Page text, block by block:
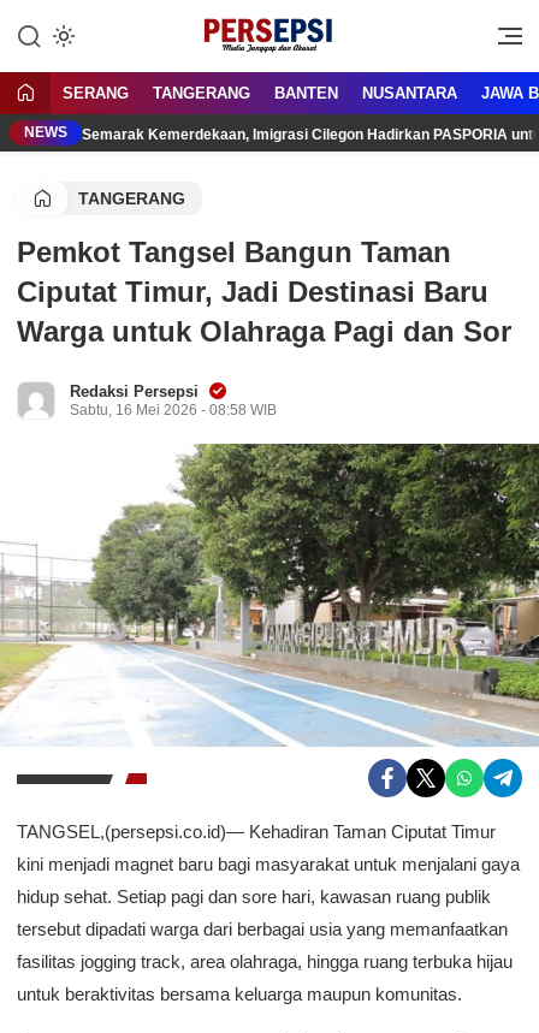
konten
Persepsi.co.id
Media Tanggap Dan Akurat
SERANG TANGERANG BANTEN NUSANTARA JAWA
NEWS Semarak Kemerdekaan, Imigrasi Cilegon Hadirkan PASPORIA
TANGERANG
Pemkot Tangsel Bangun Taman
Ciputat Timur, Jadi Destinasi Baru
Warga untuk Olahraga Pagi dan Sor
Redaksi Persepsi
Sabtu, 16 Mei 2026 - 08:58 WIB
TANGSEL,(persepsi.co.id)— Kehadiran Taman Ciputat Timur
kini menjadi magnet baru bagi masyarakat untuk menjalani gaya
hidup sehat. Setiap pagi dan sore hari, kawasan ruang publik
tersebut dipadati warga dari berbagai usia yang memanfaatkan
fasilitas jogging track, area olahraga, hingga ruang terbuka hijau
untuk beraktivitas bersama keluarga maupun komunitas.